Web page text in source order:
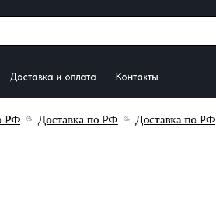
Доставка по РФ Доставка по РФ